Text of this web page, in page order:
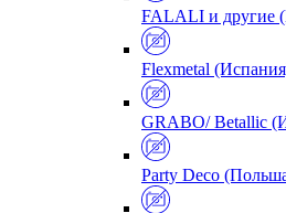
FALALI и другие
Flexmetal
GRABO/ Betallic
Party Deco